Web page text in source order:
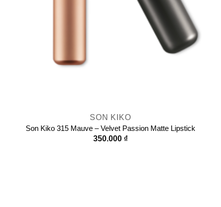
SON KIKO
Son Kiko 315 Mauve – Velvet Passion Matte Lipstick
350.000 ₫